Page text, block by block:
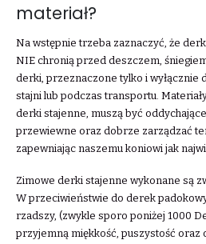
materiał?
Na wstępnie trzeba zaznaczyć, że
NIE chronią przed deszczem,
derki, przeznaczone tylko i wyłącznie
stajni lub podczas transportu.
derki stajenne, muszą być
przewiewne oraz dobrze zarządzać
zapewniając naszemu koniowi jak
Zimowe derki stajenne wykonane są
W przeciwieństwie do derek
rzadszy, (zwykle sporo poniżej 1000
przyjemną miękkość, puszystość oraz